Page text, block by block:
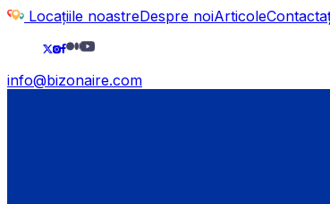
Locațiile noastreDespre noiArticole
info@bizonaire.com